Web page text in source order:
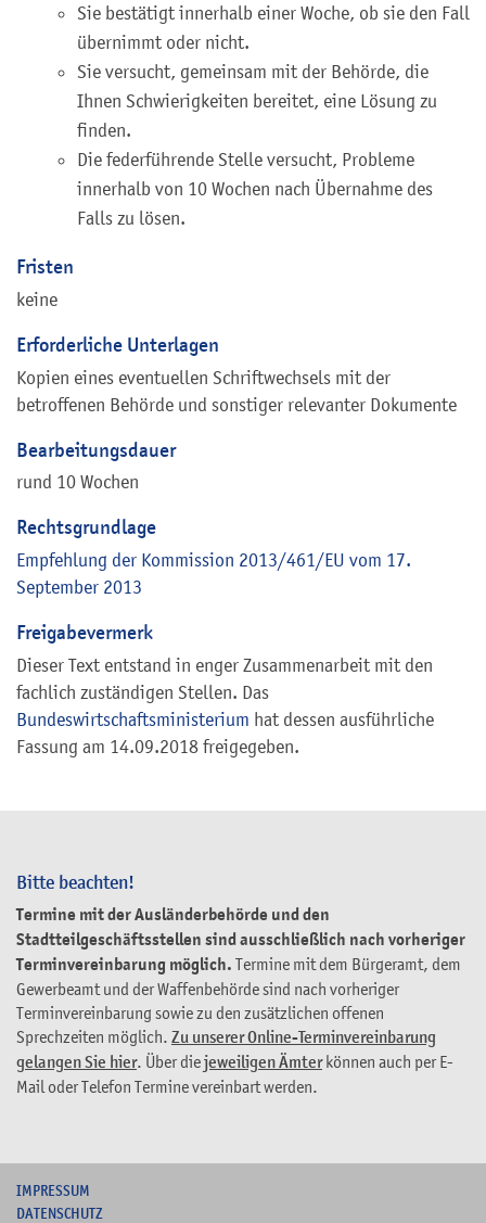
Bitte beachten!
Termine mit der Ausländerbehörde und den
Stadtteilgeschäftsstellen sind ausschließlich nach vorheriger
Terminvereinbarung möglich. Termine mit dem Bürgeramt, dem
Gewerbeamt und der Waffenbehörde sind nach vorheriger
Terminvereinbarung sowie zu den zusätzlichen offenen
Sprechzeiten möglich. Zu unserer Online-Terminvereinbarung
gelangen Sie hier. Über diejeweiligen Ämterkönnen auch per E-
Mail oder Telefon Termine vereinbart werden.
Sie bestätigt innerhalb einer Woche, ob sie den Fall
übernimmt oder nicht.
Sie versucht, gemeinsam mit der Behörde, die
Ihnen Schwierigkeiten bereitet, eine Lösung zu
finden.
Die federführende Stelle versucht, Probleme
innerhalb von 10 Wochen nach Übernahme des
Falls zu lösen.
Fristen
keine
Erforderliche Unterlagen
Kopien eines eventuellen Schriftwechsels mit der
betroffenen Behörde und sonstiger relevanter Dokumente
Bearbeitungsdauer
rund 10 Wochen
Rechtsgrundlage
Empfehlung der Kommission 2013/461/EU vom 17.
September 2013
Freigabevermerk
Dieser Text entstand in enger Zusammenarbeit mit den
fachlich zuständigen Stellen. Das
Bundeswirtschaftsministerium hat dessen ausführliche
Fassung am 14.09.2018 freigegeben.
IMPRESSUM
DATENSCHUTZ